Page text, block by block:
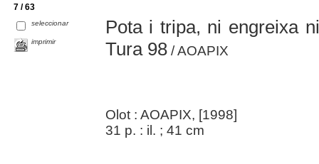
7 / 63
seleccionar
imprimir
Pota i tripa, ni engreixa
Tura 98/ AOAPIX
Olot : AOAPIX, [1998]
31 p. : il. ; 41 cm